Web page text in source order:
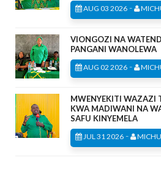
AUG 03 2026 -
VIONGOZI NA
PANGANI WANOLEWA
AUG 02 2026 -
MWENYEKITI WAZAZI
KWA MADIWANI NA
SAFU KINYEMELA
JUL 31 2026 -